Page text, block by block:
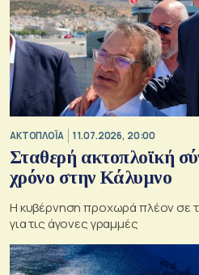
ΑΚΤΟΠΛΟΪΑ 11.07.2026, 20:00
Σταθερή ακτοπλοϊκή
χρόνο στην Κάλυμνο
Η κυβέρνηση προχωρά πλέον σε
για τις άγονες γραμμές